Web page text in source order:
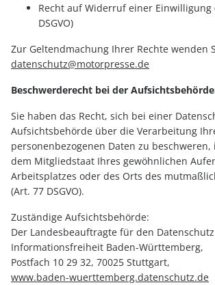
Recht auf Widerruf einer Einwilligung
DSGVO)
Zur Geltendmachung Ihrer Rechte wenden
datenschutz@motorpresse.de
Beschwerderecht bei der
Sie haben das Recht, sich bei einer
Aufsichtsbehörde über die Verarbeitung
personenbezogenen Daten zu
dem Mitgliedstaat Ihres gewöhnlichen
Arbeitsplatzes oder des Orts des
(Art. 77 DSGVO).
Zuständige Aufsichtsbehörde:
Der Landesbeauftragte für den
Informationsfreiheit Baden-Württemberg,
Postfach 10 29 32, 70025 Stuttgart,
www.baden-wuerttemberg.datenschutz.de